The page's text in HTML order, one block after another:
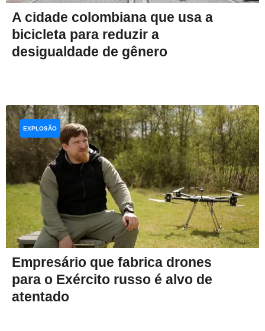
A cidade colombiana que usa a
bicicleta para reduzir a
desigualdade de gênero
Empresário que fabrica drones
para o Exército russo é alvo de
atentado
EXPLOSÃO